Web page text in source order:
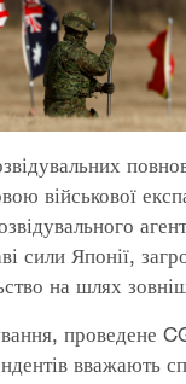
військової
сили Японії,
на шлях
проведене
вважають